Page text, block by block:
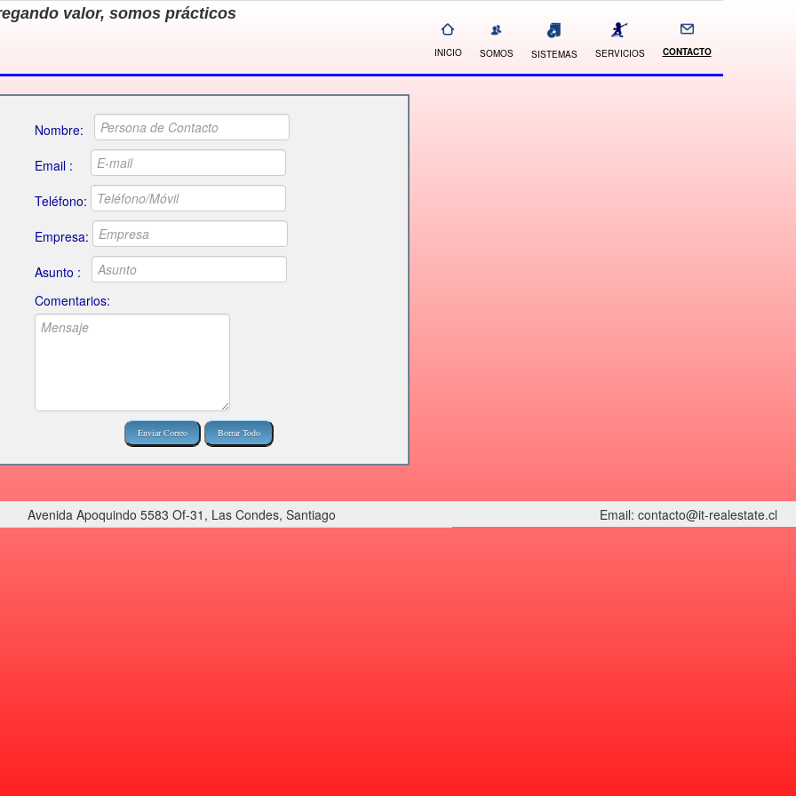
valor, somos prácticos
CONTACTO
SERVICIOS
SISTEMAS
SOMOS
INICIO
Nombre:
Email :
Teléfono:
Empresa:
Asunto :
Comentarios:
Avenida Apoquindo 5583 Of-31, Las Condes, Santiago Email: contacto@it-realestate.cl